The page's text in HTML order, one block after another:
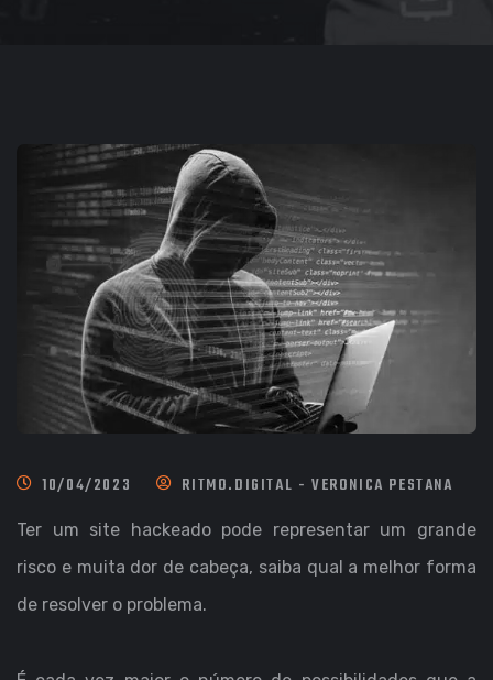
10/04/2023 RITMO.DIGITAL - VERONICA PESTANA
Ter um site hackeado pode representar um grande
risco e muita dor de cabeça, saiba qual a melhor forma
de resolver o problema.